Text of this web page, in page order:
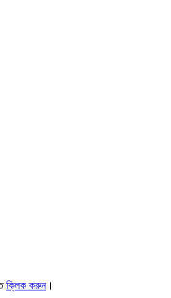
ক্লিক করুন।